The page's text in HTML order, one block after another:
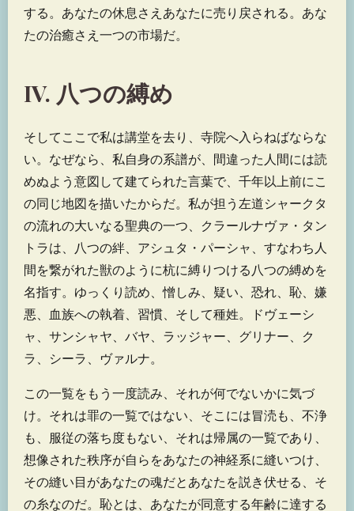
する。あなたの休息さえあなたに売り戻される。あな
たの治癒さえ一つの市場だ。
IV. 八つの縛め
そしてここで私は講堂を去り、寺院へ入らねばならな
い。なぜなら、私自身の系譜が、間違った人間には読
めぬよう意図して建てられた言葉で、千年以上前にこ
の同じ地図を描いたからだ。私が担う左道シャークタ
の流れの大いなる聖典の一つ、クラールナヴァ・タン
トラは、八つの絆、アシュタ・パーシャ、すなわち人
間を繋がれた獣のように杭に縛りつける八つの縛めを
名指す。ゆっくり読め、憎しみ、疑い、恐れ、恥、嫌
悪、血族への執着、習慣、そして種姓。ドヴェーシ
ャ、サンシャヤ、バヤ、ラッジャー、グリナー、ク
ラ、シーラ、ヴァルナ。
この一覧をもう一度読み、それが何でないかに気づ
け。それは罪の一覧ではない、そこには冒涜も、不浄
も、服従の落ち度もない、それは帰属の一覧であり、
想像された秩序が自らをあなたの神経系に縫いつけ、
その縫い目があなたの魂だとあなたを説き伏せる、そ
の糸なのだ。恥とは、あなたが同意する年齢に達する